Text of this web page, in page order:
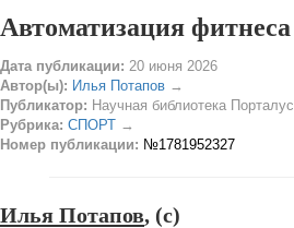
Автоматизация фитнеса
Дата публикации: 20 июня 2026
Автор(ы): Илья Потапов →
Публикатор: Научная библиотека Порталус
Рубрика: СПОРТ →
Номер публикации: №1781952327
Илья Потапов, (c)